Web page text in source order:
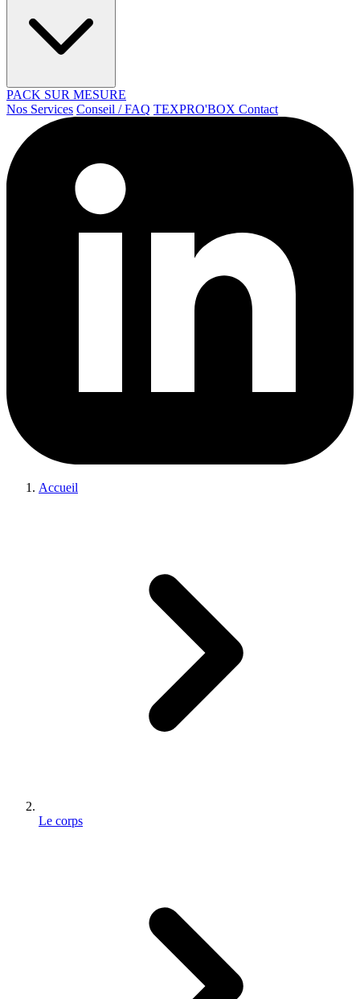
PACK SUR MESURE
Nos Services Conseil / FAQ TEXPRO'BOX Contact
Accueil
Le corps